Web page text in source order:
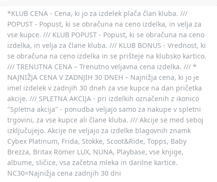
*KLUB CENA - Cena, ki jo za izdelek plača član kluba. ///
POPUST - Popust, ki se obračuna na ceno izdelka, in velja za
vse kupce. /// KLUB POPUST - Popust, ki se obračuna na ceno
izdelka, in velja za člane kluba. /// KLUB BONUS - Vrednost, ki
se obračuna na ceno izdelka in se prišteje na klubsko kartico.
/// TRENUTNA CENA – Trenutno veljavna cena izdelka. /// *
NAJNIŽJA CENA V ZADNJIH 30 DNEH – Najnižja cena, ki jo je
imel izdelek v zadnjih 30 dneh za vse kupce na dan pričetka
akcije. /// SPLETNA AKCIJA - pri izdelkih označenih z ikonico
"Spletna akcija" - ponudba veljajo samo za nakupe v spletni
trgovini, za vse kupce ali člane kluba. /// Akcije se med seboj
izključujejo. Akcije ne veljajo za izdelke blagovnih znamk
Cybex Platinum, Frida, Stokke, Scoot&Ride, Topps, Baby
Brezza, Britax Römer LUX, NUNA, Playbase, vse knjige,
albume, sličice, vsa začetna mleka in darilne kartice.
NC30=Najnižja cena zadnjih 30 dni